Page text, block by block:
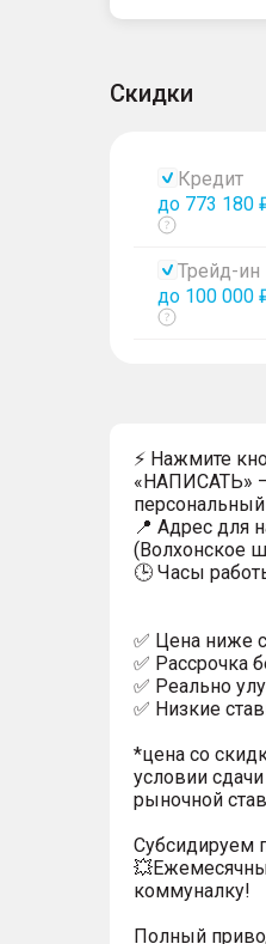
Скидки
Кредит
до 773 180
Показать
Трейд-ин
до 100 000
Показать
⚡ Нажмите
«НАПИСАТЬ»
персональный
📍 Адрес для
(Волхонское
🕒 Часы
✅ Цена ниже
✅ Рассрочка
✅ Реально
✅ Низкие
*цена со
условии
рыночной
Субсидируем
коммуналку!
Полный